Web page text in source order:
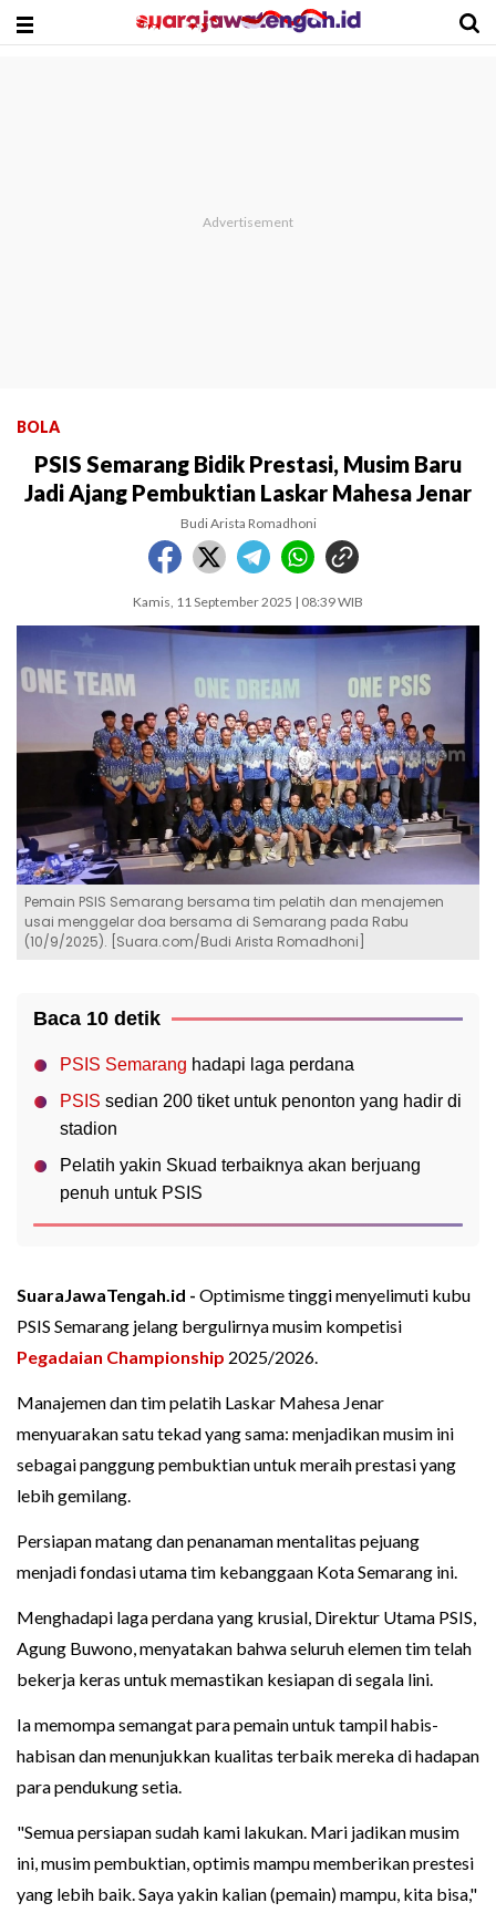
BOLA
PSIS Semarang Bidik Prestasi, Musim Baru
Jadi Ajang Pembuktian Laskar Mahesa Jenar
Budi Arista Romadhoni
Kamis, 11 September 2025 | 08:39 WIB
Pemain PSIS Semarang bersama tim pelatih dan menajemen
usai menggelar doa bersama di Semarang pada Rabu
(10/9/2025). [Suara.com/Budi Arista Romadhoni]
Baca 10 detik
PSIS Semarang hadapi laga perdana
PSIS sedian 200 tiket untuk penonton yang hadir di
stadion
Pelatih yakin Skuad terbaiknya akan berjuang
penuh untuk PSIS
SuaraJawaTengah.id - Optimisme tinggi menyelimuti kubu
PSIS Semarang jelang bergulirnya musim kompetisi
Pegadaian Championship 2025/2026.
Manajemen dan tim pelatih Laskar Mahesa Jenar
menyuarakan satu tekad yang sama: menjadikan musim ini
sebagai panggung pembuktian untuk meraih prestasi yang
lebih gemilang.
Persiapan matang dan penanaman mentalitas pejuang
menjadi fondasi utama tim kebanggaan Kota Semarang ini.
Menghadapi laga perdana yang krusial, Direktur Utama PSIS,
Agung Buwono, menyatakan bahwa seluruh elemen tim telah
bekerja keras untuk memastikan kesiapan di segala lini.
Ia memompa semangat para pemain untuk tampil habis-
habisan dan menunjukkan kualitas terbaik mereka di hadapan
para pendukung setia.
"Semua persiapan sudah kami lakukan. Mari jadikan musim
ini, musim pembuktian, optimis mampu memberikan prestesi
yang lebih baik. Saya yakin kalian (pemain) mampu, kita bisa,"